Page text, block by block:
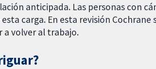
anticipada. Las personas con
carga. En esta revisión Cochrane
a volver al trabajo.